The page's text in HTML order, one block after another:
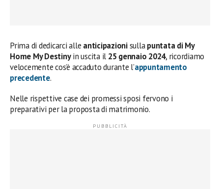
Prima di dedicarci alle anticipazionisullapuntata di My
Home My Destinyin uscita il 25 gennaio 2024, ricordiamo
velocemente cos’è accaduto durante l’appuntamento
precedente.
Nelle rispettive case dei promessi sposi fervono i
preparativi per la proposta di matrimonio.